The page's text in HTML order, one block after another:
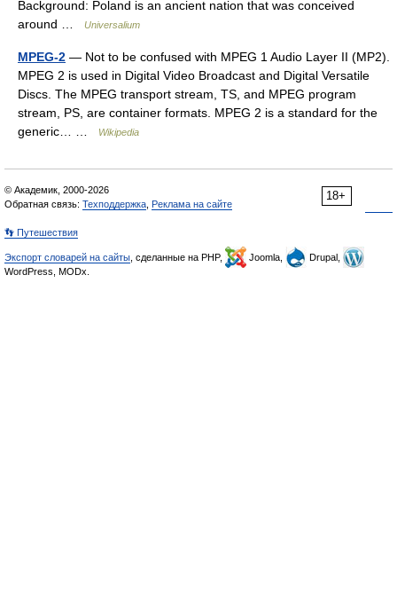
Background: Poland is an ancient nation that was conceived
around …
Universalium
MPEG-2 — Not to be confused with MPEG 1 Audio Layer II (MP2).
MPEG 2 is used in Digital Video Broadcast and Digital Versatile
Discs. The MPEG transport stream, TS, and MPEG program
stream, PS, are container formats. MPEG 2 is a standard for the
generic… …
Wikipedia
18+
© Академик, 2000-2026
Обратная связь: Техподдержка Реклама на сайте
👣 Путешествия
Экспорт словарей на сайты , сделанные на PHP, Joomla,
Drupal,
WordPress, MODx.